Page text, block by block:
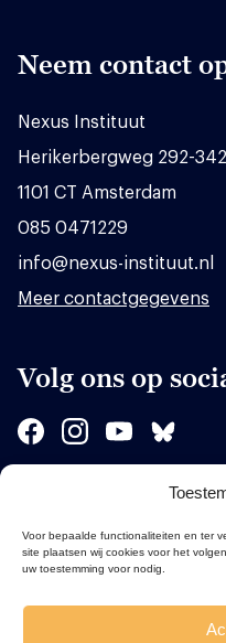
Voor bepaalde functionaliteiten en ter
site plaatsen wij cookies voor het
uw toestemming voor nodig.
Neem contact
Nexus Instituut
Herikerbergweg 292-342
1101 CT Amsterdam
085 0471229
info@nexus-instituut.nl
Meer contactgegevens
Volg ons op